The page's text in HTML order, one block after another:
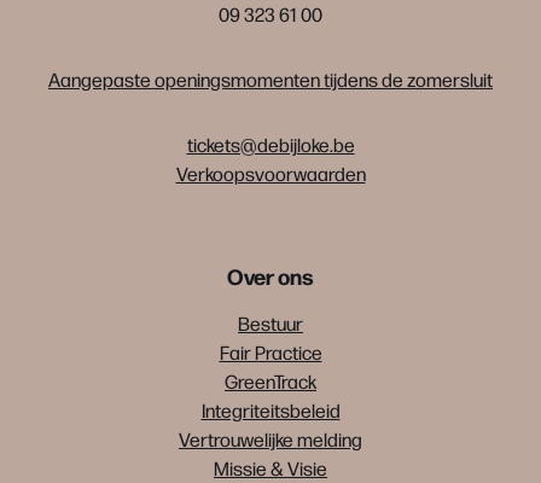
09 323 61 00
Aangepaste openingsmomenten tijdens de zomersluit
tickets@debijloke.be
Verkoopsvoorwaarden
Over ons
Bestuur
Fair Practice
GreenTrack
Integriteitsbeleid
Vertrouwelijke melding
Missie & Visie